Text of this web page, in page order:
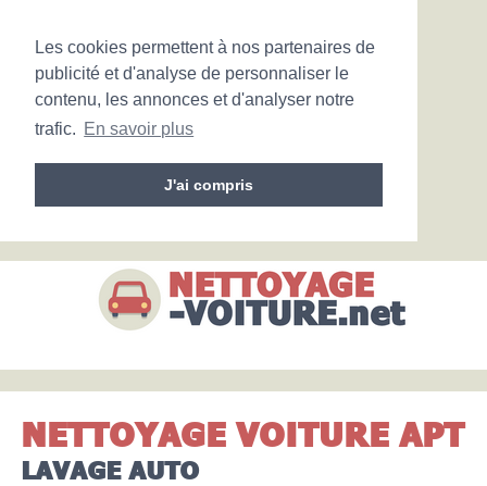
Les cookies permettent à nos partenaires de
publicité et d'analyse de personnaliser le
contenu, les annonces et d'analyser notre
trafic. En savoir plus
J'ai compris
NETTOYAGE VOITURE APT
LAVAGE AUTO